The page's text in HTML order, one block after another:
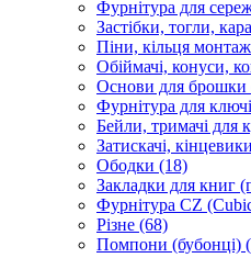
Фурнітура для
Застібки, тогли,
Піни, кільця
Обіймачі, конуси,
Основи для брошки
Фурнітура для
Бейли, тримачі для
Затискачі,
Ободки (18)
Закладки для книг
Фурнітура CZ
Різне (68)
Помпони (бубонці)